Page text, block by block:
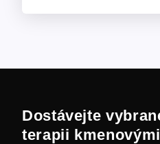
Dostávejte
terapii